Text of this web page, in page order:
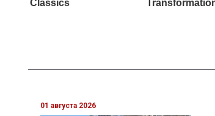
01 августа 2026